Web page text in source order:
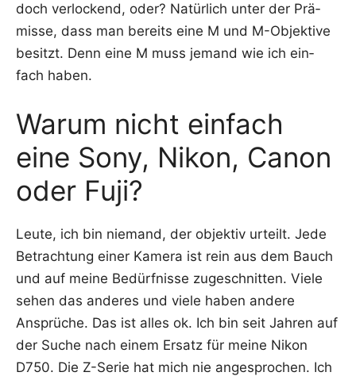
doch ver­lo­ckend, oder? Natür­lich unter der Prä­
mis­se, dass man bereits eine M und M-Objek­ti­ve
besitzt. Denn eine M muss jemand wie ich ein­
fach haben.
Warum nicht einfach
eine Sony, Nikon, Canon
oder Fuji?
Leu­te, ich bin nie­mand, der objek­tiv urteilt. Jede
Betrach­tung einer Kame­ra ist rein aus dem Bauch
und auf mei­ne Bedürf­nis­se zuge­schnit­ten. Vie­le
sehen das ande­res und vie­le haben ande­re
Ansprü­che. Das ist alles ok. Ich bin seit Jah­ren auf
der Suche nach einem Ersatz für mei­ne Nikon
D750. Die Z-Serie hat mich nie ange­spro­chen. Ich